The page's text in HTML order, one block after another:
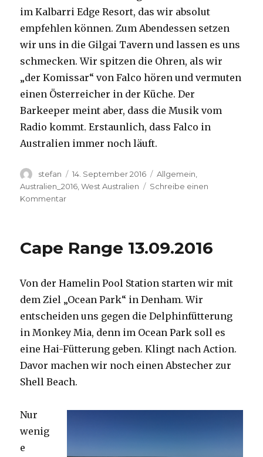
im Kalbarri Edge Resort, das wir absolut
empfehlen können. Zum Abendessen setzen
wir uns in die Gilgai Tavern und lassen es uns
schmecken. Wir spitzen die Ohren, als wir
„der Komissar“ von Falco hören und vermuten
einen Österreicher in der Küche. Der
Barkeeper meint aber, dass die Musik vom
Radio kommt. Erstaunlich, dass Falco in
Australien immer noch läuft.
Autor
stefan
Veröffentlicht
am
14. September 2016 Kategorien
Allgemein
Australien_2016 ,West Australien
Schreibe einen
Kommentarzu
Cape Range 13.09.2016
Von der Hamelin Pool Station starten wir mit
dem Ziel „Ocean Park“ in Denham. Wir
entscheiden uns gegen die Delphinfütterung
in Monkey Mia, denn im Ocean Park soll es
eine Hai-Fütterung geben. Klingt nach Action.
Davor machen wir noch einen Abstecher zur
Shell Beach.
Nur
wenig
e